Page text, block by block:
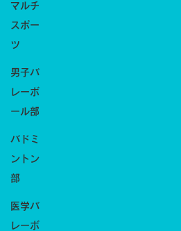
マルチ
スポー
ツ
男子バ
レーボ
ール部
バドミ
ントン
部
医学バ
レーボ